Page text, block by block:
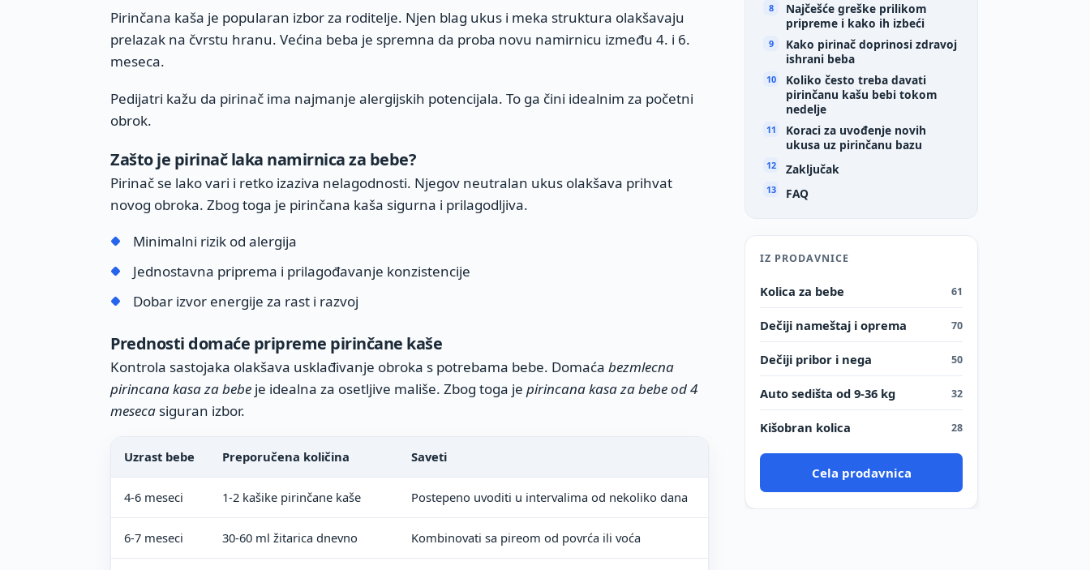
Pirinčana kaša je popularan izbor za roditelje. Njen blag ukus i meka struktura olakšavaju
prelazak na čvrstu hranu. Većina beba je spremna da proba novu namirnicu između 4. i 6.
meseca.
Pedijatri kažu da pirinač ima najmanje alergijskih potencijala. To ga čini idealnim za početni
obrok.
Zašto je pirinač laka namirnica za bebe?
Pirinač se lako vari i retko izaziva nelagodnosti. Njegov neutralan ukus olakšava prihvat
novog obroka. Zbog toga je pirinčana kaša sigurna i prilagodljiva.
Minimalni rizik od alergija
Jednostavna priprema i prilagođavanje konzistencije
Dobar izvor energije za rast i razvoj
Prednosti domaće pripreme pirinčane kaše
Kontrola sastojaka olakšava usklađivanje obroka s potrebama bebe. Domaća bezmlecna
pirincana kasa za bebe je idealna za osetljive mališe. Zbog toga je pirincana kasa za bebe od 4
meseca siguran izbor.
Uzrast bebe Preporučena količina Saveti
4-6 meseci 1-2 kašike pirinčane kaše Postepeno uvoditi u intervalima od nekoliko dana
6-7 meseci 30-60 ml žitarica dnevno Kombinovati sa pireom od povrća ili voća
Najčešće greške prilikom
pripreme i kako ih izbeći
Kako pirinač doprinosi zdravoj
ishrani beba
Koliko često treba davati
pirinčanu kašu bebi tokom
nedelje
Koraci za uvođenje novih
ukusa uz pirinčanu bazu
Zaključak
FAQ
IZ PRODAVNICE
Kolica za bebe 61
Dečiji nameštaj i oprema 70
Dečiji pribor i nega 50
Auto sedišta od 9-36 kg 32
Kišobran kolica 28
Cela prodavnica